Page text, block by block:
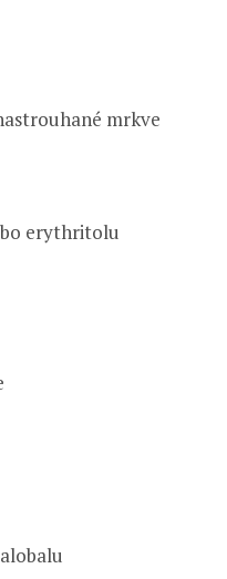
mrkve
erythritolu